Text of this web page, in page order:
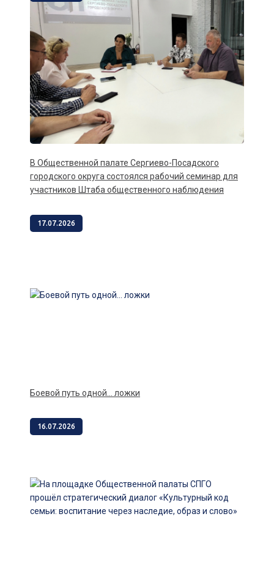
В Общественной палате Сергиево-Посадского
городского округа состоялся рабочий семинар для
участников Штаба общественного наблюдения
17.07.2026
Боевой путь одной… ложки
16.07.2026